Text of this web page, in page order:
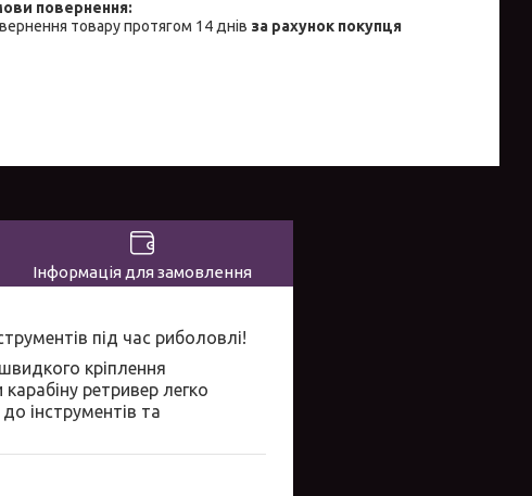
товару протягом 14 днів за рахунок покупця
Інформація для замовлення
під час риболовлі!
кріплення
ретривер легко
інструментів та